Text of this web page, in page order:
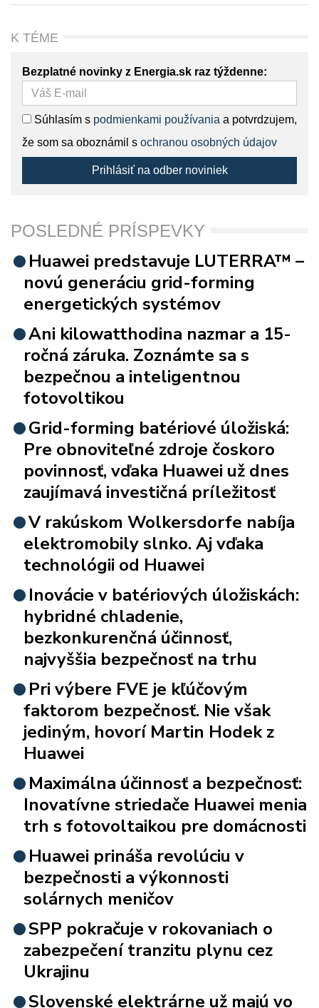
K TÉME
Bezplatné novinky z Energia.sk raz týždenne:
Súhlasím s podmienkami používania a potvrdzujem,
že som sa oboznámil s ochranou osobných údajov
Prihlásiť na odber noviniek
POSLEDNÉ PRÍSPEVKY
Huawei predstavuje LUTERRA™ –
novú generáciu grid-forming
energetických systémov
Ani kilowatthodina nazmar a 15-
ročná záruka. Zoznámte sa s
bezpečnou a inteligentnou
fotovoltikou
Grid-forming batériové úložiská:
Pre obnoviteľné zdroje čoskoro
povinnosť, vďaka Huawei už dnes
zaujímavá investičná príležitosť
V rakúskom Wolkersdorfe nabíja
elektromobily slnko. Aj vďaka
technológii od Huawei
Inovácie v batériových úložiskách:
hybridné chladenie,
bezkonkurenčná účinnosť,
najvyššia bezpečnosť na trhu
Pri výbere FVE je kľúčovým
faktorom bezpečnosť. Nie však
jediným, hovorí Martin Hodek z
Huawei
Maximálna účinnosť a bezpečnosť:
Inovatívne striedače Huawei menia
trh s fotovoltaikou pre domácnosti
Huawei prináša revolúciu v
bezpečnosti a výkonnosti
solárnych meničov
SPP pokračuje v rokovaniach o
zabezpečení tranzitu plynu cez
Ukrajinu
Slovenské elektrárne už majú vo